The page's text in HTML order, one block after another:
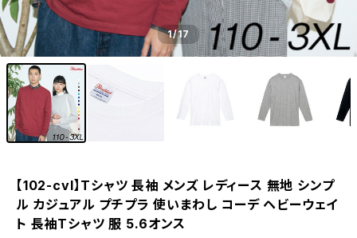
1/17
【102-cvl】Tシャツ 長袖 メンズ レディース 無地 シンプ
ル カジュアル プチプラ 使いまわし コーデ ヘビーウェイ
ト 長袖Tシャツ 服 5.6オンス